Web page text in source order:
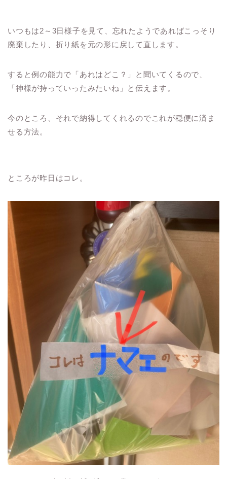
いつもは2～3日様子を見て、忘れたようであればこっそり
廃棄したり、折り紙を元の形に戻して直します。
すると例の能力で「あれはどこ？」と聞いてくるので、
「神様が持っていったみたいね」と伝えます。
今のところ、それで納得してくれるのでこれが穏便に済ま
せる方法。
ところが昨日はコレ。